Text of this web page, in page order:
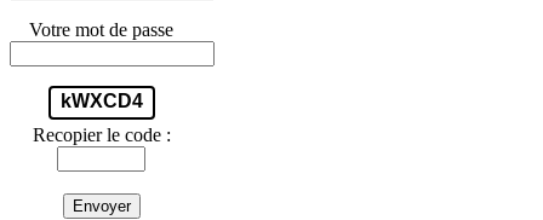
Votre mot de passe
kWXCD4
Recopier le code :
Envoyer